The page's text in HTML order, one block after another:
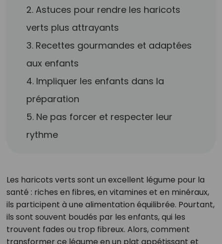
2. Astuces pour rendre les haricots
verts plus attrayants
3. Recettes gourmandes et adaptées
aux enfants
4. Impliquer les enfants dans la
préparation
5. Ne pas forcer et respecter leur
rythme
Les haricots verts sont un excellent légume pour la
santé : riches en fibres, en vitamines et en minéraux,
ils participent à une alimentation équilibrée. Pourtant,
ils sont souvent boudés par les enfants, qui les
trouvent fades ou trop fibreux. Alors, comment